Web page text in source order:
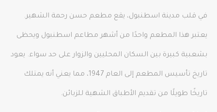
في قلب مدينة اسطنبول، يقع مطعم حسن رحمة الشهير.
يعتبر هذا المطعم واحدًا من أشهر مطاعم اسطنبول ويحظى
بشعبية كبيرة بين السكان المحليين والزوار على حد سواء. يعود
تاريخ تأسيس المطعم إلى العام 1947، مما يعني أنه يمتلك
تاريخًا طويلًا من تقديم الأطباق الشهية للزبائن.